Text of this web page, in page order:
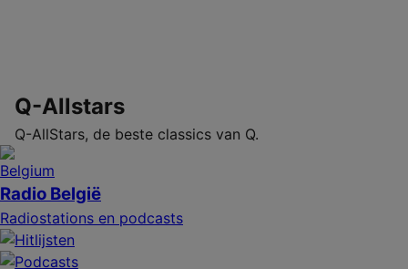
Q-Allstars
Q-AllStars, de beste classics van Q.
Radio België
Radiostations en podcasts